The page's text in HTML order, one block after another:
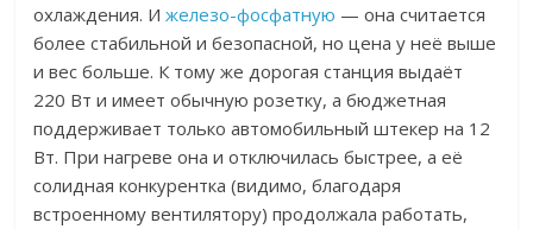
охлаждения. И железо-фосфатную — она считается
более стабильной и безопасной, но цена у неё выше
и вес больше. К тому же дорогая станция выдаёт
220 Вт и имеет обычную розетку, а бюджетная
поддерживает только автомобильный штекер на 12
Вт. При нагреве она и отключилась быстрее, а её
солидная конкурентка (видимо, благодаря
встроенному вентилятору) продолжала работать,